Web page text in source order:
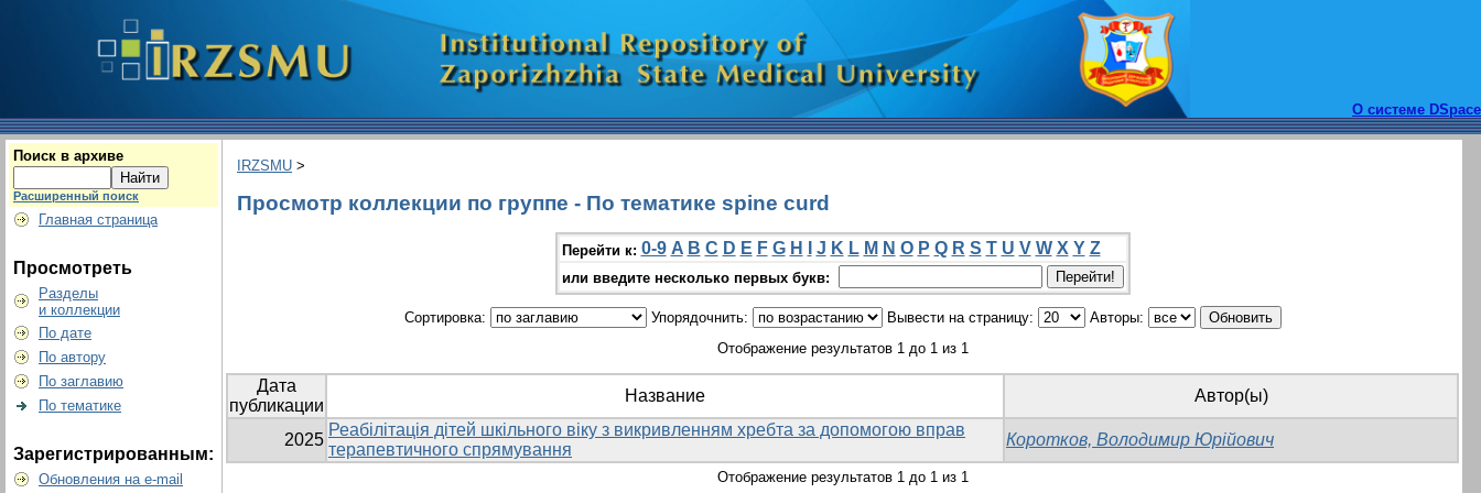
О системе DSpace
Поиск в архиве
Расширенный поиск
Главная страница
Просмотреть
Разделы
и коллекции
По дате
По автору
По заглавию
По тематике
Зарегистрированным:
Обновления на e-mail
IRZSMU >
Просмотр коллекции по группе - По тематике spine curd
Перейти к: 0-9 A B C D E F G H J K L M N O P Q R S T U V W X Y Z
или введите несколько первых букв:
Сортировка: Упорядочнить: Вывести на страницу:
Авторы:
Отображение результатов 1 до 1 из 1
Дата
публикации
Название Автор(ы)
2025
Реабілітація дітей шкільного віку з викривленням хребта за допомогою вправ
терапевтичного спрямування
Коротков, Володимир Юрійович
Отображение результатов 1 до 1 из 1